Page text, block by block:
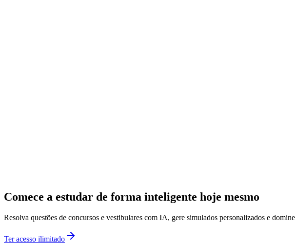
Comece a estudar de forma inteligente hoje mesmo
Resolva questões de concursos e vestibulares com IA, gere simulados personalizados e
Ter acesso ilimitado